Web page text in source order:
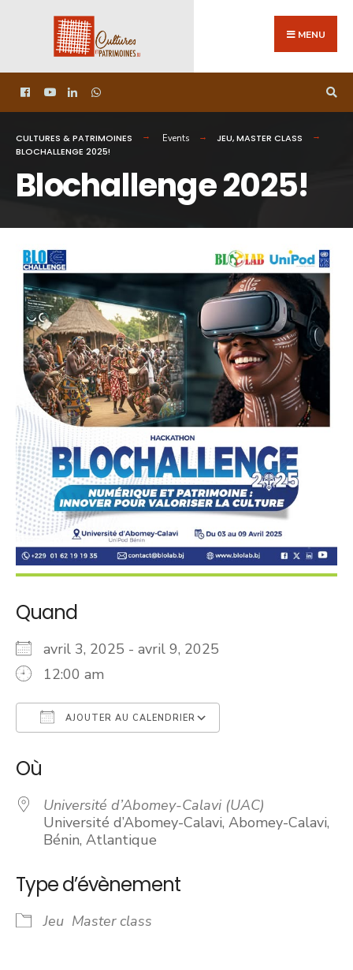
MENU
CULTURES & PATRIMOINES Events JEU,MASTER CLASS
BLOCHALLENGE 2025!
Blochallenge 2025!
Quand
avril 3, 2025 - avril 9, 2025
12:00 am
AJOUTER AU CALENDRIER
Où
Université d’Abomey-Calavi (UAC)
Université d’Abomey-Calavi, Abomey-Calavi,
Bénin, Atlantique
Type d’évènement
Jeu Master class